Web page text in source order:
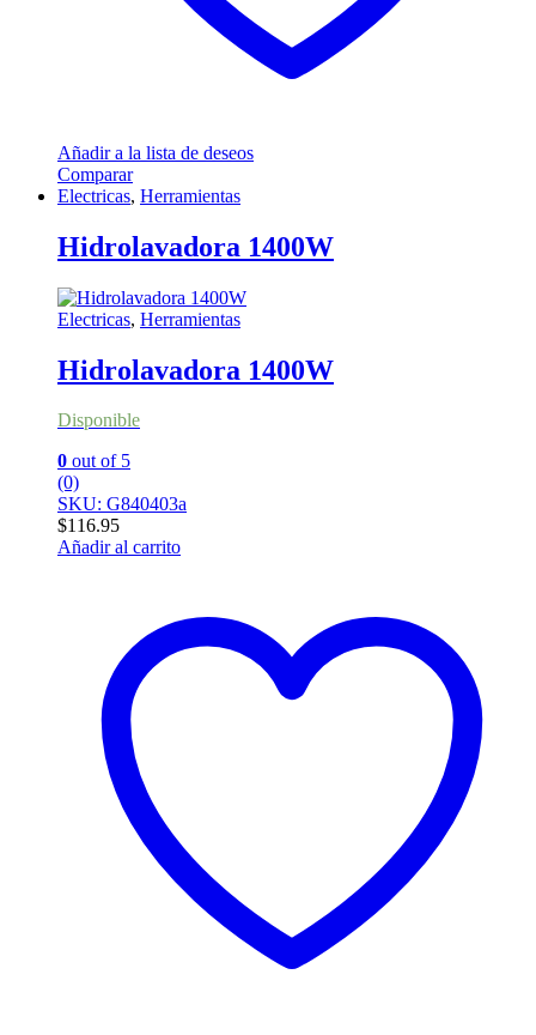
Añadir a la lista de deseos
Comparar
Electricas, Herramientas
Hidrolavadora 1400W
Electricas, Herramientas
Hidrolavadora 1400W
Disponible
0 out of 5
(0)
SKU: G840403a
$116.95
Añadir al carrito